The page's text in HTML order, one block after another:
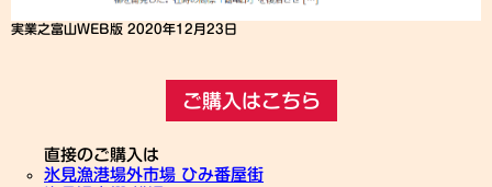
実業之富山WEB版 2020年12月23日
ご購入はこちら
直接のご購入は
氷見漁港場外市場 ひみ番屋街